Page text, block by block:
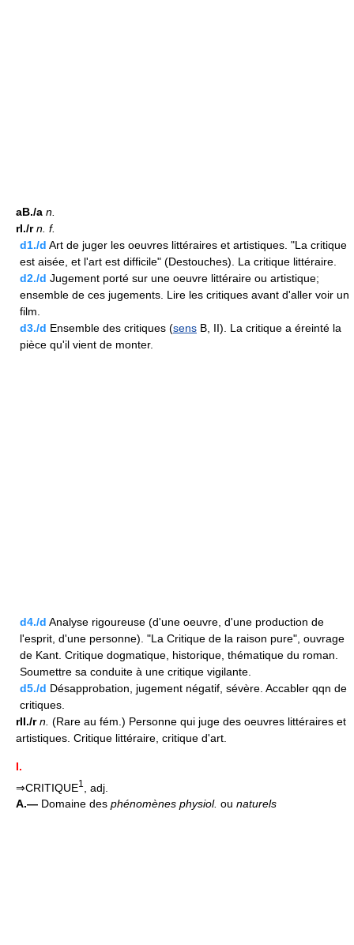
aB./a n.
rI./r n. f.
d1./d Art de juger les oeuvres littéraires et artistiques. "La critique
est aisée, et l'art est difficile" (Destouches). La critique littéraire.
d2./d Jugement porté sur une oeuvre littéraire ou artistique;
ensemble de ces jugements. Lire les critiques avant d'aller voir un
film.
d3./d Ensemble des critiques (sens B, II). La critique a éreinté la
pièce qu'il vient de monter.
d4./d Analyse rigoureuse (d'une oeuvre, d'une production de
l'esprit, d'une personne). "La Critique de la raison pure", ouvrage
de Kant. Critique dogmatique, historique, thématique du roman.
Soumettre sa conduite à une critique vigilante.
d5./d Désapprobation, jugement négatif, sévère. Accabler qqn de
critiques.
rII./r n. (Rare au fém.) Personne qui juge des oeuvres littéraires et
artistiques. Critique littéraire, critique d'art.
I.
⇒CRITIQUE1
, adj.
A.— Domaine des phénomènes physiol. ou naturels